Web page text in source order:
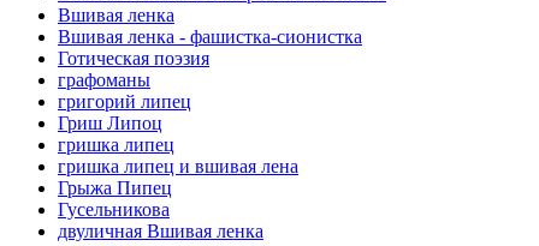
Вшивая ленка
Вшивая ленка - фашистка-сионистка
Готическая поэзия
графоманы
григорий липец
Гриш Липоц
гришка липец
гришка липец и вшивая лена
Грыжа Пипец
Гусельникова
двуличная Вшивая ленка